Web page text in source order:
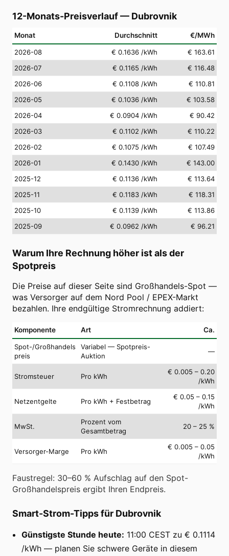
12-Monats-Preisverlauf— Dubrovnik
Monat Durchschnitt €/MWh
2026-08 € 0.1636 /kWh
€ 163.61
2026-07
€ 0.1165 /kWh
€ 116.48
2026-06
€ 0.1108 /kWh
€ 110.81
2026-05
€ 0.1036 /kWh
€ 103.58
2026-04
€ 0.0904 /kWh
€ 90.42
2026-03
€ 0.1102 /kWh
€ 110.22
2026-02
€ 0.1075 /kWh
€ 107.49
2026-01
€ 0.1430 /kWh
€ 143.00
2025-12
€ 0.1136 /kWh
€ 113.64
2025-11
€ 0.1183 /kWh
€ 118.31
2025-10
€ 0.1139 /kWh
€ 113.86
2025-09
€ 0.0962 /kWh € 96.21
Warum Ihre Rechnung höher ist als der
Spotpreis
Die Preise auf dieser Seite sind Großhandels-Spot —
was Versorger auf dem Nord Pool / EPEX-Markt
bezahlen. Ihre endgültige Stromrechnung addiert:
Komponente Art Ca.
Spot-/Großhandels
preis
Variabel — Spotpreis-
Auktion
—
Stromsteuer Pro kWh
€ 0.005 – 0.20
/kWh
Netzentgelte Pro kWh + Festbetrag
€ 0.05 – 0.15
/kWh
MwSt.
Prozent vom
Gesamtbetrag
20 – 25 %
Versorger-Marge Pro kWh
€ 0.005 – 0.05
/kWh
Faustregel: 30–60 % Aufschlag auf den Spot-
Großhandelspreis ergibt Ihren Endpreis.
Smart-Strom-Tipps für Dubrovnik
Günstigste Stunde heute: 11:00 CEST zu € 0.1114
/kWh — planen Sie schwere Geräte in diesem